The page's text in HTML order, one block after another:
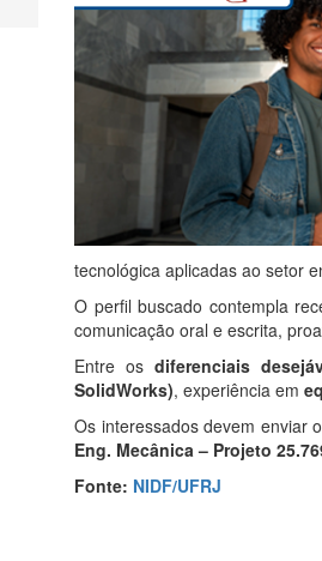
tecnológica aplicadas ao setor
O perfil buscado contempla
comunicação oral e escrita,
Entre osdiferenciais
SolidWorks), experiência em
Os interessados devem enviar o
Eng. Mecânica – Projeto
Fonte: NIDF/UFRJ